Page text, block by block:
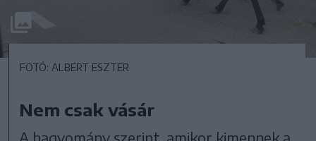
FOTÓ: ALBERT ESZTER
Nem csak vásár
A hagyomány szerint, amikor kimennek a